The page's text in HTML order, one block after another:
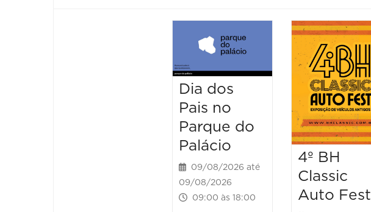
Dia dos
Pais no
Parque do
Palácio
09/08/2026 até
09/08/2026
09:00 às 18:00
4º BH
Classic
Auto Fest